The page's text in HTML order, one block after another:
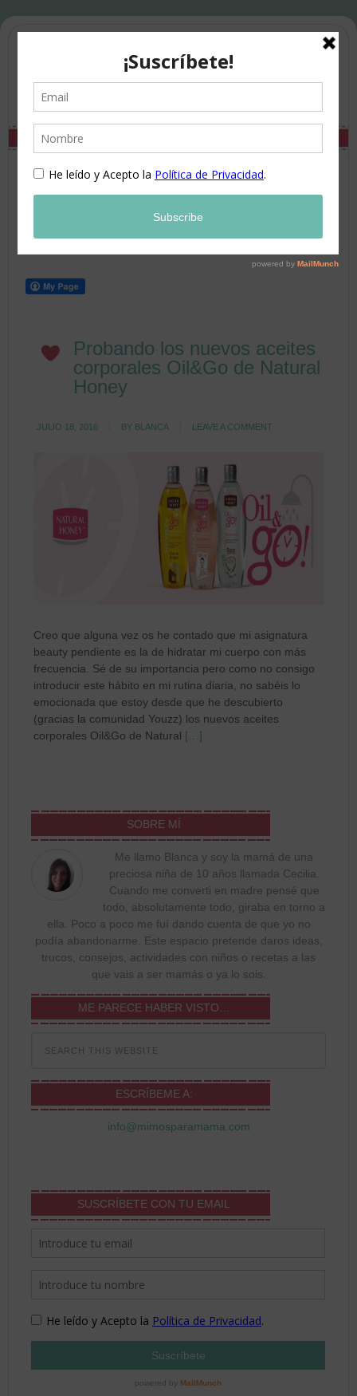
Probando los nuevos aceites
corporales Oil&Go de Natural
Honey
JULIO 18, 2016 BY BLANCA LEAVE A COMMENT
Creo que alguna vez os he contado que mi asignatura
beauty pendiente es la de hidratar mi cuerpo con más
frecuencia. Sé de su importancia pero como no consigo
introducir este hábito en mi rutina diaria, no sabéis lo
emocionada que estoy desde que he descubierto
(gracias la comunidad Youzz) los nuevos aceites
corporales Oil&Go de Natural […]
SOBRE MÍ
Me llamo Blanca y soy la mamá de una
preciosa niña de 10 años llamada Cecilia.
Cuando me converti en madre pensé que
todo, absolutamente todo, giraba en torno a
ella. Poco a poco me fuí dando cuenta de que yo no
podía abandonarme. Este espacio pretende daros ideas,
trucos, consejos, actividades con niños o recetas a las
que vais a ser mamás o ya lo sois.
ME PARECE HABER VISTO…
ESCRÍBEME A:
info@mimosparamama.com
SUSCRÍBETE CON TU EMAIL